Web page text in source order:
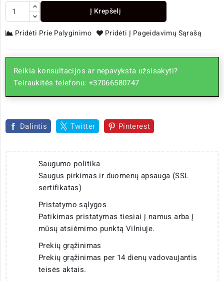
Į Krepšelį
Pridėti Prie Palyginimo Pridėti Į Pageidavimų Sąrašą
Reikia konsultacijos ar nepavyksta užsisakyti?
Teiraukitės telefonu: +37066580747
Dalintis Twitter Pinterest
Saugumo politika
Saugus pirkimas ir duomenų apsauga (SSL
sertifikatas)
Pristatymo sąlygos
Patikimas pristatymas tiesiai į namus arba į
mūsų atsiėmimo punktą Vilniuje.
Prekių grąžinimas
Prekių grąžinimas per 14 dienų vadovaujantis
teisės aktais.